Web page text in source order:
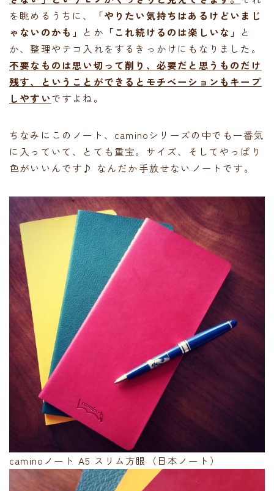
を眺めるうちに、
「やりたい気持ちはあるけどいまじ
ゃないのかも」
とか 「これ続けるのは楽しいな」
と
か、整理やテコ入れをするきっかけにもなりました。
不要なものは思い切って削り、必要だと思うものだけ
残す、ということができるとモチベーションもキープ
しやすいですよね。
ちなみにこのノート、caminoシリーズの中でも一番気
に入っていて、とても重宝。サイズ、そしてやっぱり
色がいいんです♪ なんだか手放せないノートです。
caminoノート A5 スリム方眼（日本ノート）